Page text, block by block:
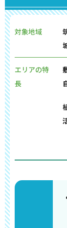
対象地域
エリアの特
長